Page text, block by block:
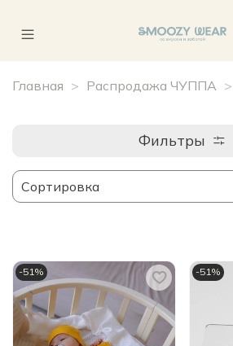
Главная Распродажа ЧУППА
Фильтры
-51% -51%